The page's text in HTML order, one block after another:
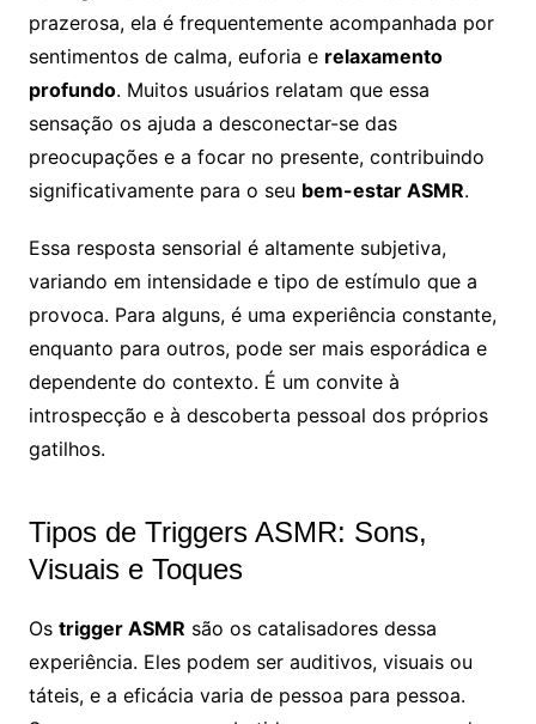
prazerosa, ela é frequentemente acompanhada por
sentimentos de calma, euforia e relaxamento
profundo. Muitos usuários relatam que essa
sensação os ajuda a desconectar-se das
preocupações e a focar no presente, contribuindo
significativamente para o seu bem-estar ASMR.
Essa resposta sensorial é altamente subjetiva,
variando em intensidade e tipo de estímulo que a
provoca. Para alguns, é uma experiência constante,
enquanto para outros, pode ser mais esporádica e
dependente do contexto. É um convite à
introspecção e à descoberta pessoal dos próprios
gatilhos.
Tipos de Triggers ASMR: Sons,
Visuais e Toques
Os trigger ASMR são os catalisadores dessa
experiência. Eles podem ser auditivos, visuais ou
táteis, e a eficácia varia de pessoa para pessoa.